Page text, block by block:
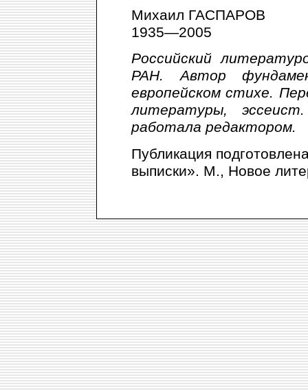
Михаил ГАСПАРОВ
1935—2005
Российский
РАН. Автор
европейском стихе.
литературы,
работала редактором.
Публикация
выписки». М., Новое